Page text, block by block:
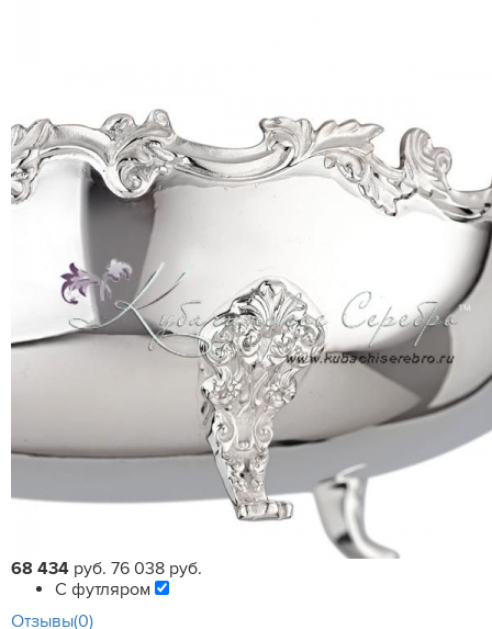
68 434 руб. 76 038 руб.
С футляром
Отзывы(0)